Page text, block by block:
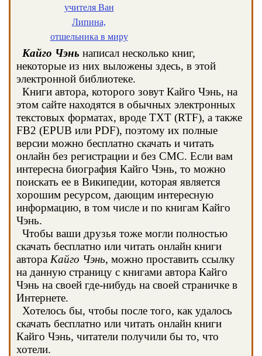
учителя Ван
Липина,
отшельника в миру
Кайго Чэнь написал несколько книг,
некоторые из них выложены здесь, в этой
электронной библиотеке.
Книги автора, которого зовут Кайго Чэнь, на
этом сайте находятся в обычных электронных
текстовых форматах, вроде TXT (RTF), а также
FB2 (EPUB или PDF), поэтому их полные
версии можно бесплатно скачать и читать
онлайн без регистрации и без СМС. Если вам
интересна биография Кайго Чэнь, то можно
поискать ее в Википедии, которая является
хорошим ресурсом, дающим интересную
информацию, в том числе и по книгам Кайго
Чэнь.
Чтобы ваши друзья тоже могли полностью
скачать бесплатно или читать онлайн книги
автора Кайго Чэнь, можно проставить ссылку
на данную страницу с книгами автора Кайго
Чэнь на своей где-нибудь на своей страничке в
Интернете.
Хотелось бы, чтобы после того, как удалось
скачать бесплатно или читать онлайн книги
Кайго Чэнь, читатели получили бы то, что
хотели.